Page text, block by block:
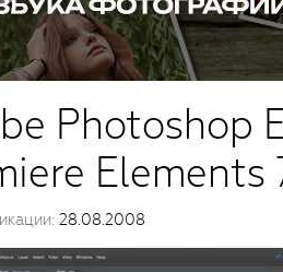
Photoshop
Elements
28.08.2008